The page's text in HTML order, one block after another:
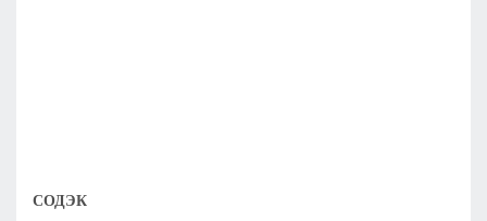
СОДЭК